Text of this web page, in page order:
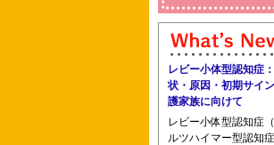
国立病院機構埼玉
レビー小体型認知症
状・原因・初期サイ
護家族に向けて
レビー小体型認知症
ルツハイマー型認知